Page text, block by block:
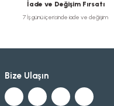
İade ve Değişim Fırsatı
7 İş günü içerisinde iade ve değişim
Bize Ulaşın